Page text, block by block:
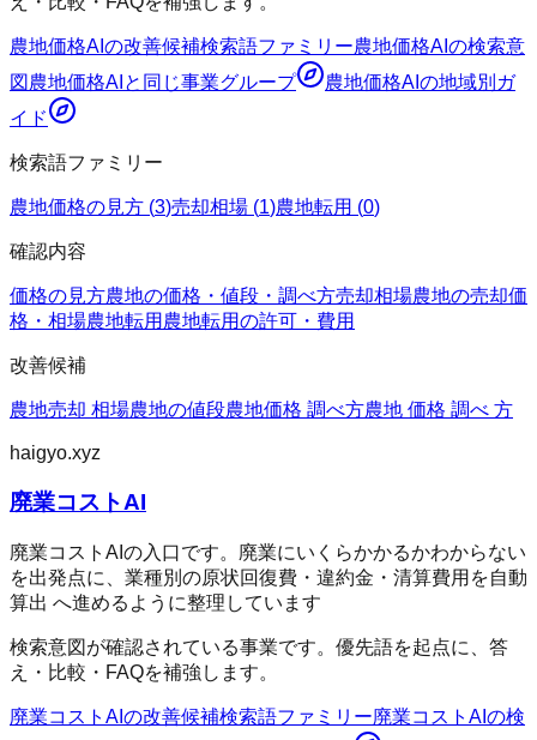
農地価格AI の改善候補検索語ファミリー農地価格AI の検索意
図 農地価格AI と同じ事業グループ 農地価格AI の地域別ガ
イド
検索語ファミリー
農地価格の見方 (3)売却相場 (1)農地転用 (0)
確認内容
価格の見方農地の価格・値段・調べ方売却相場農地の売却価
格・相場農地転用 農地転用の許可・費用
改善候補
農地売却 相場農地の値段農地価格 調べ方農地 価格 調べ 方
haigyo.xyz
廃業コストAI
廃業コストAIの入口です。廃業にいくらかかるかわからない
を出発点に、業種別の原状回復費・違約金・清算費用を自動
算出 へ進めるように整理しています
検索意図が確認されている事業です。優先語を起点に、答
え・比較・FAQを補強します。
廃業コストAI の改善候補検索語ファミリー廃業コストAI の検